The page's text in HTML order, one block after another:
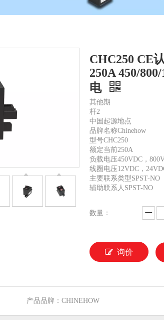
CHC250 CE
250A 450/
电
其他期
杆2
中国起源地点
品牌名称Chinehow
型号CHC250
额定当前250A
负载电压450VDC，
线圈电压12VDC，
主要联系类型SPST-NO
辅助联系人SPST-NO
数量：
询价
产品品牌： CHINEHOW